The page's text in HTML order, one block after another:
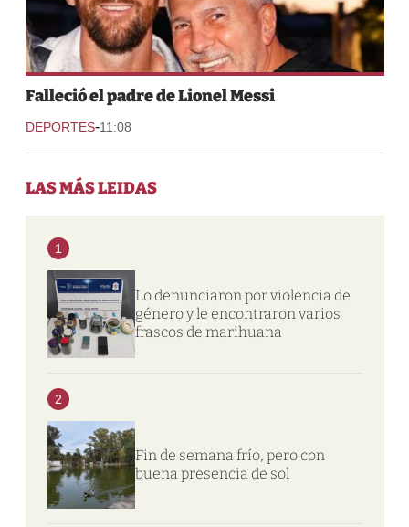
Falleció el padre de Lionel Messi
DEPORTES-11:08
LAS MÁS LEIDAS
1
Lo denunciaron por violencia de
género y le encontraron varios
frascos de marihuana
2
Fin de semana frío, pero con
buena presencia de sol